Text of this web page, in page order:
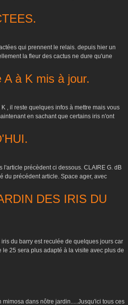
qui prennent le relais. depuis hier un
la fleur des cactus ne dure qu'une
A à K mis à jour.
, il reste quelques infos à mettre mais vous
en sachant que certains iris n'ont
précèdent ci dessous. CLAIRE G. dB
du précédent article. Space ager, avec
DES IRIS DU
du barry est reculée de quelques jours car
25 sera plus adapté à la visite avec plus de
dans nôtre jardin.....Jusqu'ici tous ces